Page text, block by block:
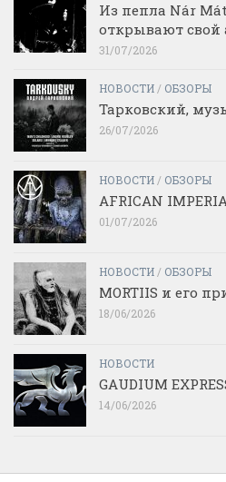
Из пепла Nár
открывают свой
31/07/2026
НОВОСТИ/ ОБЗОРЫ
Тарковский,
26/07/2026
НОВОСТИ/ ОБЗОРЫ
AFRICAN
01/07/2026
НОВОСТИ/ ОБЗОРЫ
MORTIIS и его
18/06/2026
НОВОСТИ
GAUDIUM
14/06/2026